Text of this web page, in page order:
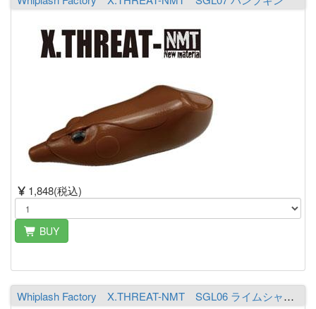
1,848(税込)
BUY
Whiplash Factory X.THREAT-NMT SGL06 ライムシャルト